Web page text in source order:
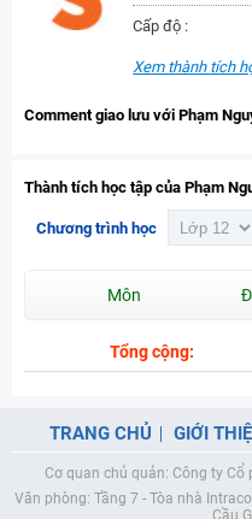
Cấp độ :
Xem thành tích
Comment giao lưu với Phạm
Thành tích học tập của Phạm
Chương trình học
Môn
Tổng cộng:
TRANG CHỦ GIỚI
Cơ quan chủ quản: Công ty
Văn phòng: Tầng 7 - Tòa nhà
Cầu